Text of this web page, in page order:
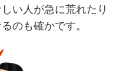
い人が急に荒れたり
のも確かです。